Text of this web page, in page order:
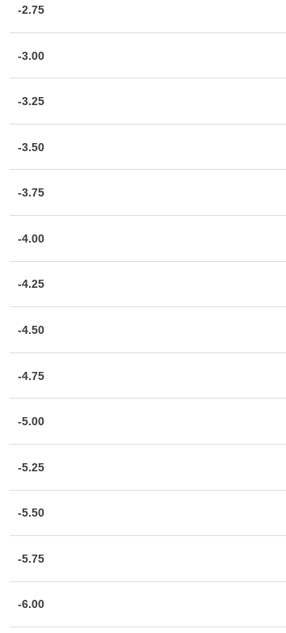
-2.75
-3.00
-3.25
-3.50
-3.75
-4.00
-4.25
-4.50
-4.75
-5.00
-5.25
-5.50
-5.75
-6.00